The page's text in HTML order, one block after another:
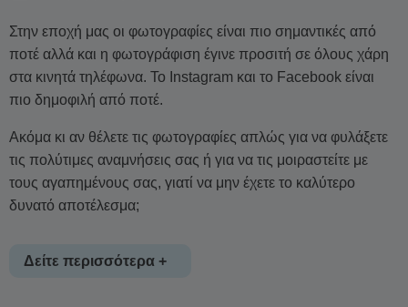
Στην εποχή μας οι φωτογραφίες είναι πιο σημαντικές από
ποτέ αλλά και η φωτογράφιση έγινε προσιτή σε όλους χάρη
στα κινητά τηλέφωνα. Το Instagram και το Facebook είναι
πιο δημοφιλή από ποτέ.
Ακόμα κι αν θέλετε τις φωτογραφίες απλώς για να φυλάξετε
τις πολύτιμες αναμνήσεις σας ή για να τις μοιραστείτε με
τους αγαπημένους σας, γιατί να μην έχετε το καλύτερο
δυνατό αποτέλεσμα;
Δείτε περισσότερα +